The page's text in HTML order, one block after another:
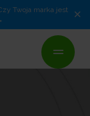
Twoja marka jest
×